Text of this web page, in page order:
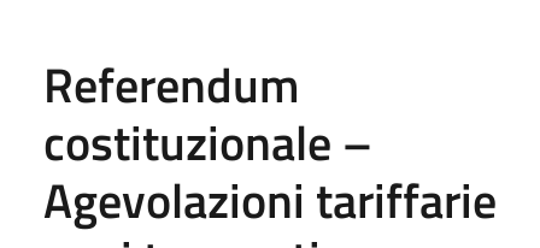
Referendum
costituzionale –
Agevolazioni tariffarie